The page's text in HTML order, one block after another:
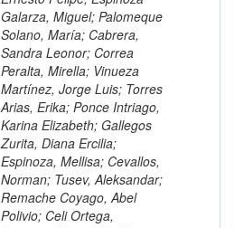
Galarza, Miguel; Palomeque
Solano, María; Cabrera,
Sandra Leonor; Correa
Peralta, Mirella; Vinueza
Martínez, Jorge Luis; Torres
Arias, Erika; Ponce Intriago,
Karina Elizabeth; Gallegos
Zurita, Diana Ercilia;
Espinoza, Mellisa; Cevallos,
Norman; Tusev, Aleksandar;
Remache Coyago, Abel
Polivio; Celi Ortega,